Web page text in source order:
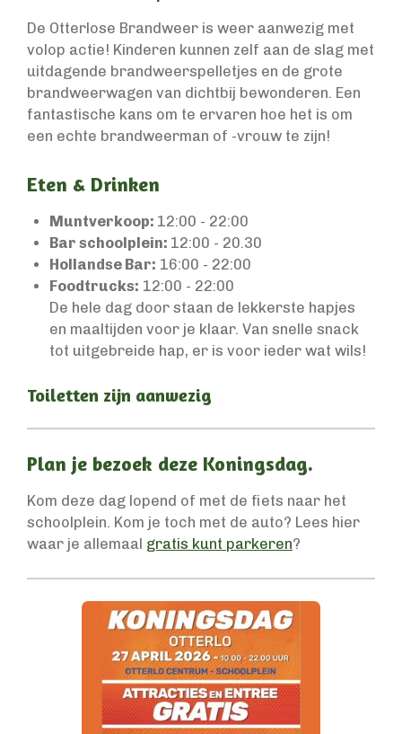
De Otterlose Brandweer is weer aanwezig met
volop actie! Kinderen kunnen zelf aan de slag met
uitdagende brandweerspelletjes en de grote
brandweerwagen van dichtbij bewonderen. Een
fantastische kans om te ervaren hoe het is om
een echte brandweerman of -vrouw te zijn!
Eten & Drinken
Muntverkoop: 12:00 - 22:00
Bar schoolplein: 12:00 - 20.30
Hollandse Bar: 16:00 - 22:00
Foodtrucks: 12:00 - 22:00
De hele dag door staan de lekkerste hapjes
en maaltijden voor je klaar. Van snelle snack
tot uitgebreide hap, er is voor ieder wat wils!
Toiletten zijn aanwezig
Plan je bezoek deze Koningsdag.
Kom deze dag lopend of met de fiets naar het
schoolplein. Kom je toch met de auto? Lees hier
waar je allemaal gratis kunt parkeren?